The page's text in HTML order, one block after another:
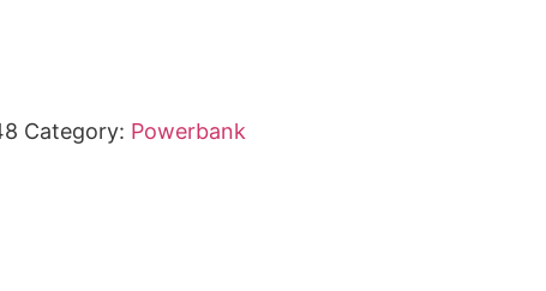
Category: Powerbank